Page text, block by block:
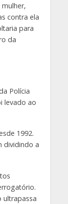
contra ela
para
da
Polícia
levado ao
1992.
dividindo a
ultrapassa